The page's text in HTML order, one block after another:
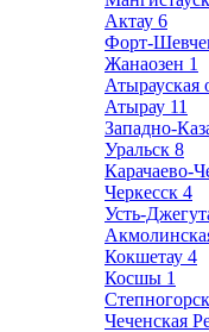
Актау 6
Форт-
Жанаозен 1
Атырауская
Атырау 11
Западно-
Уральск 8
Карачаево-
Черкесск 4
Усть-
Кокшетау 4
Косшы 1
Степногорск
Чеченская